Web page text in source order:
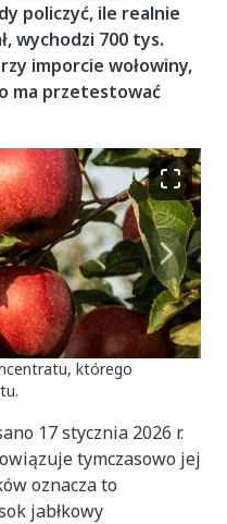
policzyć, ile realnie
wychodzi 700 tys.
imporcie wołowiny,
ma przetestować
którego
17 stycznia 2026 r.
tymczasowo jej
oznacza to
jabłkowy